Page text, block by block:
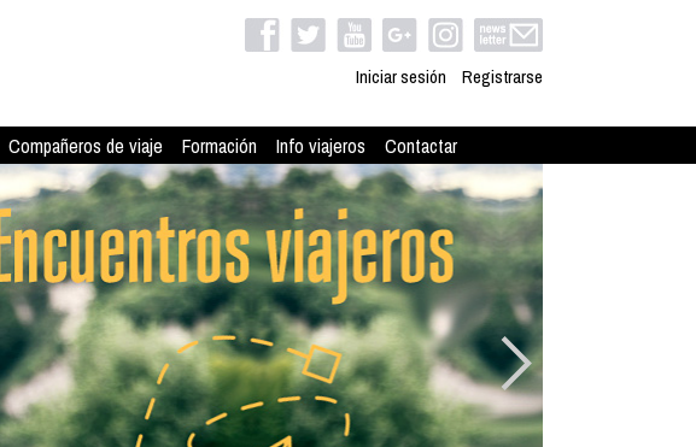
Iniciar sesión Registrarse
Compañeros de viaje Formación Info viajeros Contactar